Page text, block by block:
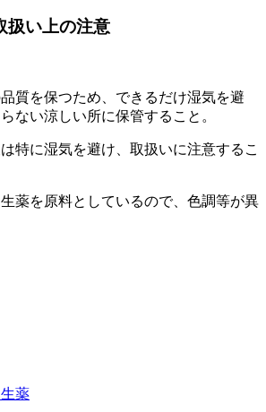
扱い上の注意
質を保つため、できるだけ湿気を避
ない涼しい所に保管すること。
特に湿気を避け、取扱いに注意するこ
薬を原料としているので、色調等が異
生薬